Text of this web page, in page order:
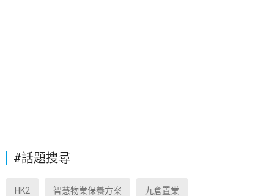
#話題搜尋
HK2 智慧物業保養方案 九倉置業